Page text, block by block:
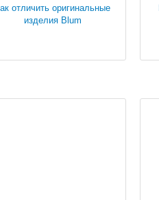
отличить оригинальные
изделия Blum